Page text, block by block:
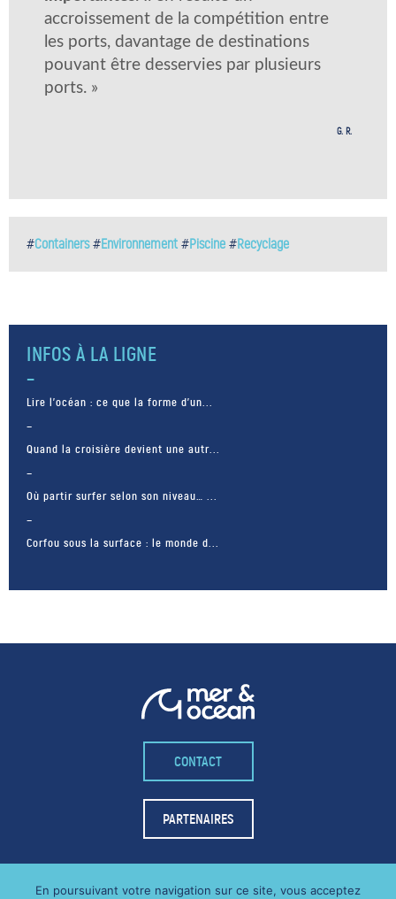
accroissement de la compétition entre
les ports, davantage de destinations
pouvant être desservies par plusieurs
ports. »
G. R.
#Containers#Environnement #Piscine #Recyclage
INFOS À LA LIGNE
Lire l’océan : ce que la forme d’un...
Quand la croisière devient une autr...
Où partir surfer selon son niveau… ...
Corfou sous la surface : le monde d...
– FACEBOOK –
POUR LIKER
TA MER
CONTACT
PARTENAIRES
En poursuivant votre navigation sur ce site, vous acceptez